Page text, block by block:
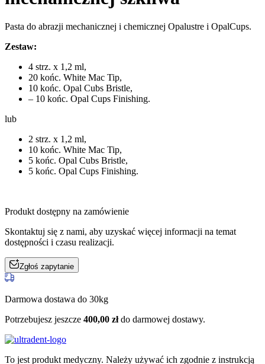
Pasta do abrazji mechanicznej i chemicznej Opalustre i OpalCups.
Zestaw:
4 strz. x 1,2 ml,
20 końc. White Mac Tip,
10 końc. Opal Cubs Bristle,
– 10 końc. Opal Cups Finishing.
lub
2 strz. x 1,2 ml,
10 końc. White Mac Tip,
5 końc. Opal Cubs Bristle,
5 końc. Opal Cups Finishing.
Produkt dostępny na zamówienie
Skontaktuj się z nami, aby uzyskać więcej informacji na temat
dostępności i czasu realizacji.
Zgłoś zapytanie
Darmowa dostawa do 30kg
Potrzebujesz jeszcze 400,00 złdo darmowej dostawy.
To jest produkt medyczny. Należy używać ich zgodnie z instrukcją